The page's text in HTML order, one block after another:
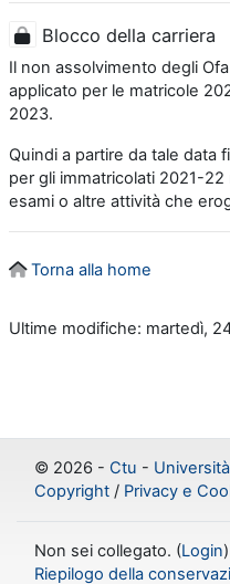
Blocco della carriera
Il non assolvimento degli
applicato per le matricole
2023.
Quindi a partire da tale data
per gli immatricolati 2021-
esami o altre attività che
Torna alla home
Ultime modifiche: martedì,
© 2026 - Ctu -
Copyright / Privacy e
Non sei collegato. (Login)
Riepilogo della